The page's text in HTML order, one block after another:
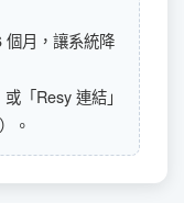
月，讓系統降
「Resy 連結」
。